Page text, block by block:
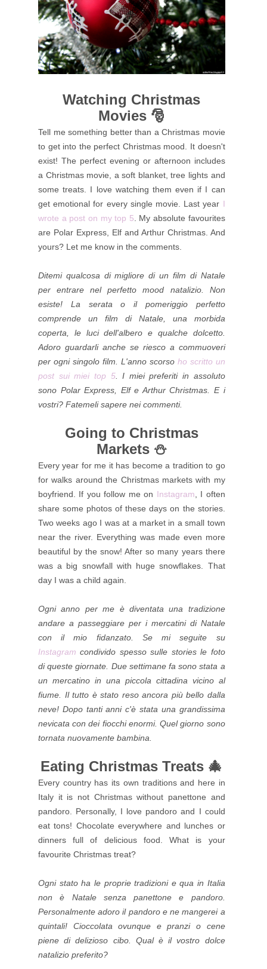
Watching Christmas
Movies 🎅
Tell me something better than a Christmas movie
to get into the perfect Christmas mood. It doesn't
exist! The perfect evening or afternoon includes
a Christmas movie, a soft blanket, tree lights and
some treats. I love watching them even if I can
get emotional for every single movie. Last year I
wrote a post on my top 5 . My absolute favourites
are Polar Express, Elf and Arthur Christmas. And
yours? Let me know in the comments.
Ditemi qualcosa di migliore di un film di Natale
per entrare nel perfetto mood natalizio. Non
esiste! La serata o il pomeriggio perfetto
comprende un film di Natale, una morbida
coperta, le luci dell'albero e qualche dolcetto.
Adoro guardarli anche se riesco a commuoveri
per ogni singolo film. L'anno scorso ho scritto un
post sui miei top 5. I miei preferiti in assoluto
sono Polar Express, Elf e Arthur Christmas. E i
vostri? Fatemeli sapere nei commenti.
Going to Christmas
Markets ⛄
Every year for me it has become a tradition to go
for walks around the Christmas markets with my
boyfriend. If you follow me on Instagram , I often
share some photos of these days on the stories.
Two weeks ago I was at a market in a small town
near the river. Everything was made even more
beautiful by the snow! After so many years there
was a big snowfall with huge snowflakes. That
day I was a child again.
Ogni anno per me è diventata una tradizione
andare a passeggiare per i mercatini di Natale
con il mio fidanzato. Se mi seguite su
Instagram condivido spesso sulle stories le foto
di queste giornate. Due settimane fa sono stata a
un mercatino in una piccola cittadina vicino al
fiume. Il tutto è stato reso ancora più bello dalla
neve! Dopo tanti anni c'è stata una grandissima
nevicata con dei fiocchi enormi. Quel giorno sono
tornata nuovamente bambina.
Eating Christmas Treats 🎄
Every country has its own traditions and here in
Italy it is not Christmas without panettone and
pandoro. Personally, I love pandoro and I could
eat tons! Chocolate everywhere and lunches or
dinners full of delicious food. What is your
favourite Christmas treat?
Ogni stato ha le proprie tradizioni e qua in Italia
non è Natale senza panettone e pandoro.
Personalmente adoro il pandoro e ne mangerei a
quintali! Cioccolata ovunque e pranzi o cene
piene di delizioso cibo. Qual è il vostro dolce
natalizio preferito?